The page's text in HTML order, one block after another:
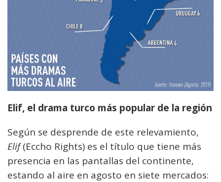
Elif, el drama turco más popular de la región
Según se desprende de este relevamiento,
Elif(Eccho Rights) es el título que tiene más
presencia en las pantallas del continente,
estando al aire en agosto en siete mercados: